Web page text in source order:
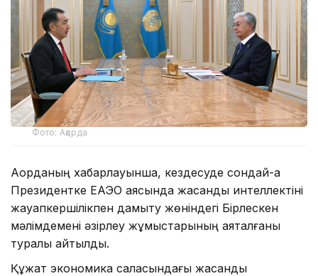
Фото: Ақорда
Ақорданың хабарлауынша, кездесуде сондай-ақ
Президентке ЕАЭО аясында жасанды интеллектіні
жауапкершілікпен дамыту жөніндегі Бірлескен
мәлімдемені әзірлеу жұмыстарының аяқталғаны
туралы айтылды.
Құжат экономика саласындағы жасанды